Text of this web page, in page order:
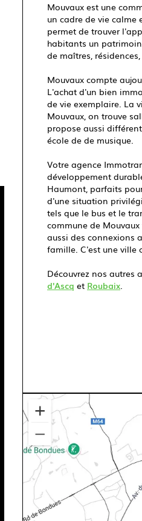
Mouvaux est une
un cadre de vie
permet de trouver
habitants un
de maîtres,
Mouvaux compte
L'achat d'un bien
de vie exemplaire. La
Mouvaux, on trouve
propose aussi
école de de musique.
Votre agence
développement
Haumont, parfaits
d'une situation
tels que le bus et le
commune de
aussi des connexions
famille. C'est une ville
Découvrez nos autres
d'Ascq et Roubaix.